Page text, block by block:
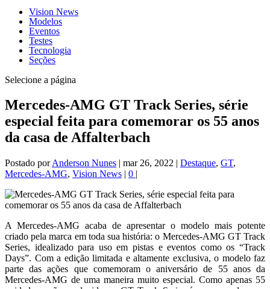
Vision News
Modelos
Eventos
Testes
Tecnologia
Seções
Selecione a página
Mercedes-AMG GT Track Series, série
especial feita para comemorar os 55 anos
da casa de Affalterbach
Postado porAnderson Nunes | mar 26, 2022 | Destaque, GT,
Mercedes-AMG, Vision News | 0 |
A Mercedes-AMG acaba de apresentar o modelo mais potente
criado pela marca em toda sua história: o Mercedes-AMG GT Track
Series, idealizado para uso em pistas e eventos como os “Track
Days”. Com a edição limitada e altamente exclusiva, o modelo faz
parte das ações que comemoram o aniversário de 55 anos da
Mercedes-AMG de uma maneira muito especial. Como apenas 55